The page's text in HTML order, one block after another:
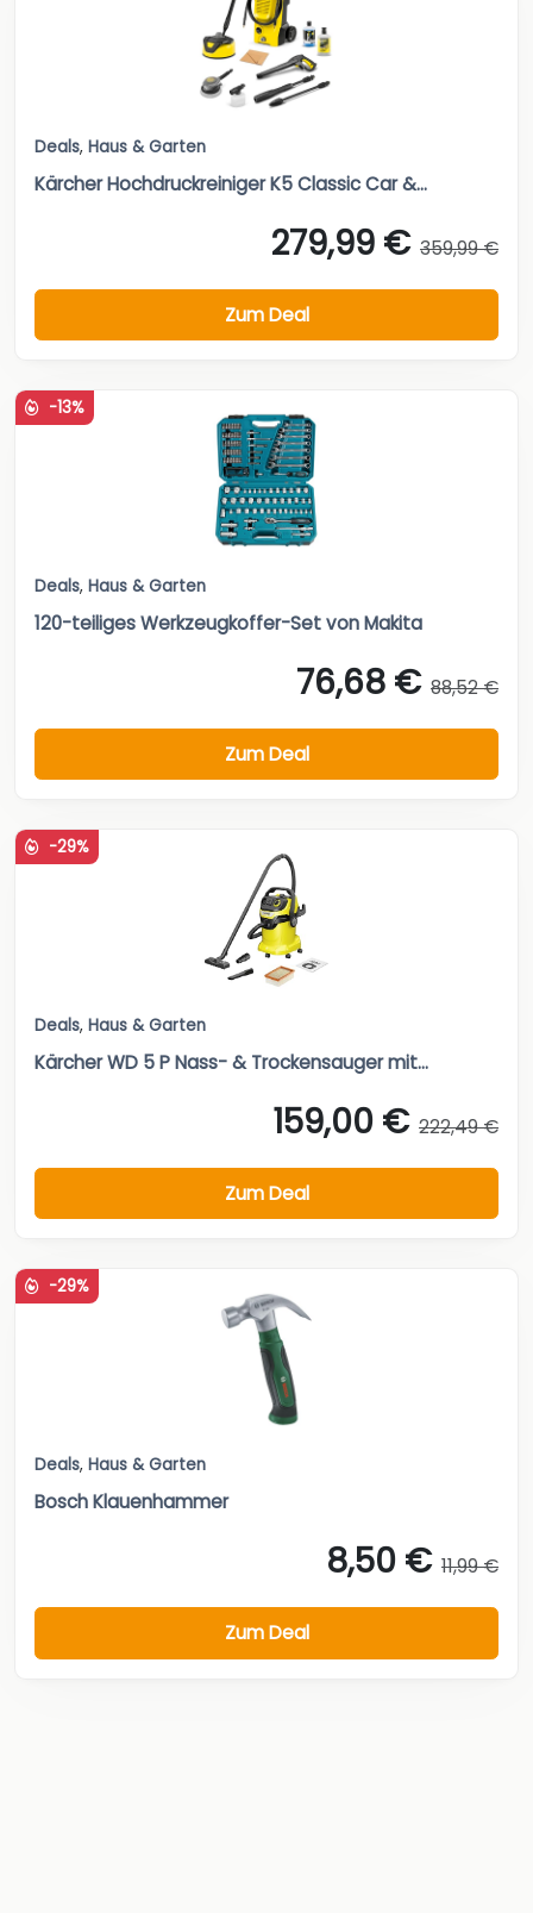
Deals, Haus & Garten
Kärcher Hochdruckreiniger K5 Classic Car &...
279,99 € 359,99 €
Zum Deal
-13%
Deals, Haus & Garten
120-teiliges Werkzeugkoffer-Set von Makita
76,68 € 88,52 €
Zum Deal
-29%
Deals, Haus & Garten
Kärcher WD 5 P Nass- & Trockensauger mit...
159,00 € 222,49 €
Zum Deal
-29%
Deals, Haus & Garten
Bosch Klauenhammer
8,50 € 11,99 €
Zum Deal